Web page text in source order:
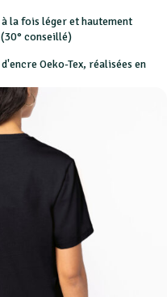
la fois léger et hautement
conseillé)
Oeko-Tex, réalisées en